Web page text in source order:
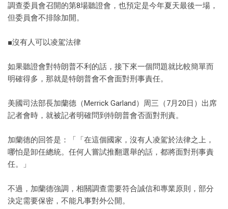
調查委員會召開的第8場聽證會，也預定是今年夏天最後一場，
但委員會不排除加開。
■沒有人可以凌駕法律
如果聽證會對特朗普不利的話，接下來一個問題就比較簡單而
明確得多，那就是特朗普會不會面對刑事責任。
美國司法部長加蘭德（Merrick Garland）周三（7月20日）出席
記者會時，就被記者明確問到特朗普會否面對刑責。
加蘭德的回答是：「「在這個國家，沒有人凌駕於法律之上，
哪怕是卸任總統。任何人嘗試推翻選舉的話，都將面對刑事責
任。」
不過，加蘭德強調，相關調查需要符合誠信和專業原則，部分
決定需要保密，不能凡事對外公開。